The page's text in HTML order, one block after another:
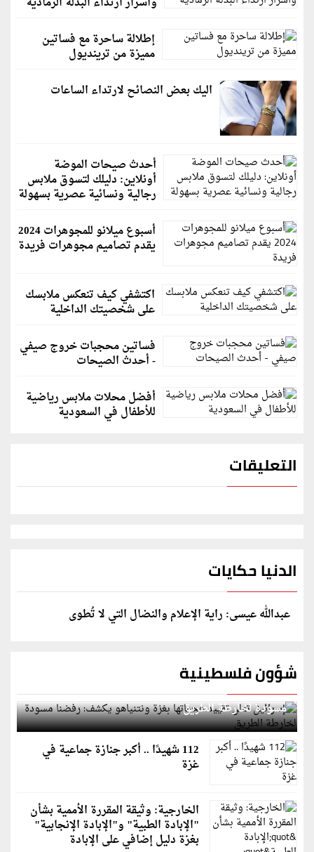
إطلالة ساحرة مع فساتين
مميزة من ترينديول
اليك بعض النصائح لارتداء الساعات
أحدث صيحات الموضة
أونلاين: دليلك لتسوق ملابس
رجالية ونسائية عصرية بسهولة
أسبوع ميلانو للمجوهرات 2024
يقدم تصاميم مجوهرات فريدة
اكتشفي كيف تنعكس ملابسك
على شخصيتك الداخلية
فساتين محجبات خروج صيفي
- أحدث الصيحات
أفضل محلات ملابس رياضية
للأطفال في السعودية
التعليقات
الدنيا حكايات
عبدالله عيسى: راية الإعلام والنضال التي لا تُطوى
شؤون فلسطينية
إسرائيل تعلن تقييد هجماتها بغزة ونتنياهو يكشف: رفضنا
مسودة لخارطة الطريق
112 شهيدًا .. أكبر جنازة جماعية في
غزة
الخارجية: وثيقة المقررة الأممية بشأن
"الإبادة الطبية" و"الإبادة الإنجابية"
بغزة دليل إضافي على الإبادة